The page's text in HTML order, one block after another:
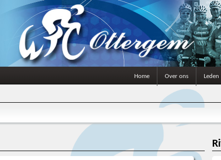
Home Over ons Leden